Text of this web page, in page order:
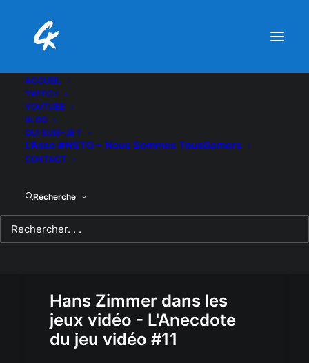
ACCUEIL
TWITCH
YOUTUBE
BLOG
QUI SUIS-JE ?
L’Asso #NSTG – Nous Sommes TousGamers
CONTACT
Recherche
Hans Zimmer dans les
jeux vidéo - L'Anecdote
du jeu vidéo #11